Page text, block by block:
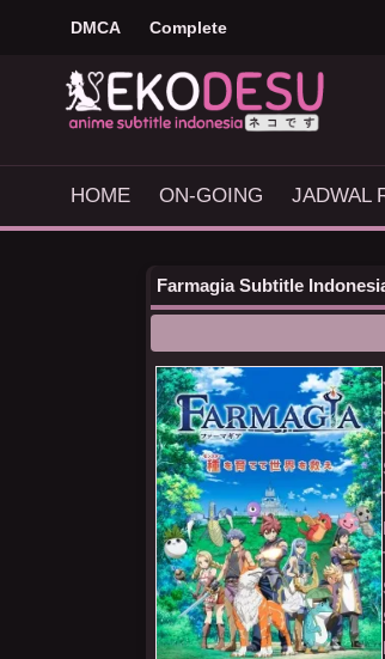
DMCA Complete
HOME ON-GOING JADWAL
Farmagia Subtitle